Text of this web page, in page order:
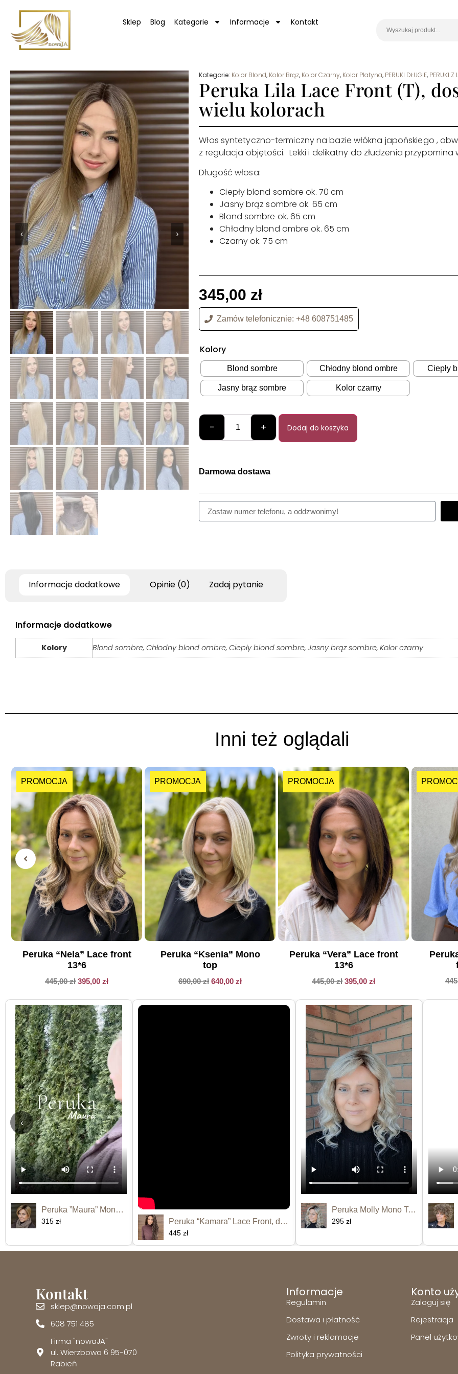
Sklep Blog Kategorie Informacje Kontakt
‹ ›
Kategorie: Kolor Blond, Kolor Brąz, Kolor Czarny, Kolor Platyna, PERUKI DŁUGIE, PERUKI Z
Peruka Lila Lace Front (T),
wielu kolorach
Włos syntetyczno-termiczny na bazie włókna japońskiego ,
z regulacja objętości. Lekki i delikatny do złudzenia przypomina
Długość włosa:
Ciepły blond sombre ok. 70 cm
Jasny brąz sombre ok. 65 cm
Blond sombre ok. 65 cm
Chłodny blond ombre ok. 65 cm
Czarny ok. 75 cm
345,00 zł
Zamów telefonicznie: +48 608751485
Kolory
Blond sombre Chłodny blond ombre Ciepły
Jasny brąz sombre Kolor czarny
− + Dodaj do koszyka
Darmowa dostawa
Informacje dodatkowe Opinie (0) Zadaj pytanie
Informacje dodatkowe
Kolory Blond sombre, Chłodny blond ombre, Ciepły blond sombre, Jasny brąz sombre, Kolor czarny
Inni też oglądali
PROMOCJA
Peruka “Nela” Lace front
13*6
445,00zł 395,00 zł
PROMOCJA
Peruka “Ksenia” Mono
top
690,00zł 640,00 zł
PROMOCJA
Peruka “Vera” Lace front
13*6
445,00zł 395,00 zł
‹
Peruka ”Maura” Monofilament
315 zł Peruka “Kamara” Lace Front, dostępna...
445 zł
Peruka Molly Mono Top
295 zł
Kontakt
sklep@nowaja.com.pl
608 751 485
Firma "nowaJA"
ul. Wierzbowa 6 95-070
Rabień
Informacje
Regulamin
Dostawa i płatność
Zwroty i reklamacje
Polityka prywatności
Konto
Zaloguj się
Rejestracja
Panel